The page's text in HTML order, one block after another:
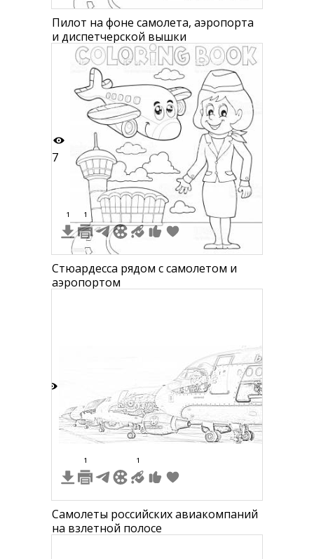
Пилот на фоне самолета, аэропорта
и диспетчерской вышки
7
1 1
Стюардесса рядом с самолетом и
аэропортом
1 1
Самолеты российских авиакомпаний
на взлетной полосе